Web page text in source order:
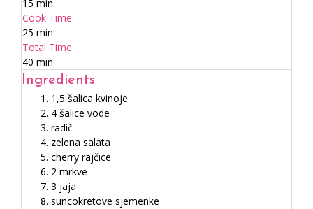
15 min
Cook Time
25 min
Total Time
40 min
Ingredients
1,5 šalica kvinoje
4 šalice vode
radič
zelena salata
cherry rajčice
2 mrkve
3 jaja
suncokretove sjemenke